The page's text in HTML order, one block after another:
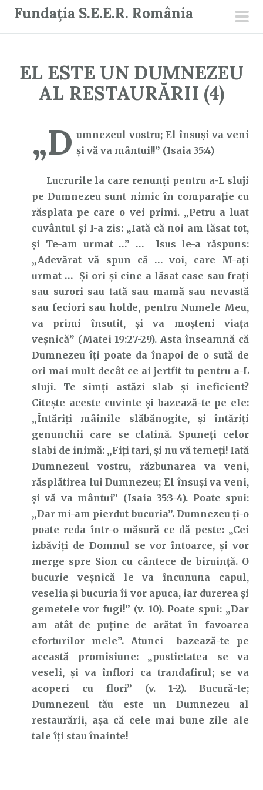
Fundația S.E.E.R. România
EL ESTE UN DUMNEZEU
AL RESTAURĂRII (4)
„D umnezeul vostru; El însuşi va veni
şi vă va mântui!!” (Isaia 35:4)
Lucrurile la care renunți pentru a-L sluji
pe Dumnezeu sunt nimic în comparație cu
răsplata pe care o vei primi. „Petru a luat
cuvântul şi I-a zis: „Iată că noi am lăsat tot,
şi Te-am urmat …” … Isus le-a răspuns:
„Adevărat vă spun că … voi, care M-aţi
urmat … Şi ori şi cine a lăsat case sau fraţi
sau surori sau tată sau mamă sau nevastă
sau feciori sau holde, pentru Numele Meu,
va primi însutit, şi va moşteni viaţa
veşnică” (Matei 19:27-29). Asta înseamnă că
Dumnezeu îți poate da înapoi de o sută de
ori mai mult decât ce ai jertfit tu pentru a-L
sluji. Te simți astăzi slab și ineficient?
Citește aceste cuvinte și bazează-te pe ele:
„Întăriţi mâinile slăbănogite, şi întăriţi
genunchii care se clatină. Spuneţi celor
slabi de inimă: „Fiţi tari, şi nu vă temeţi! Iată
Dumnezeul vostru, răzbunarea va veni,
răsplătirea lui Dumnezeu; El însuşi va veni,
şi vă va mântui” (Isaia 35:3-4). Poate spui:
„Dar mi-am pierdut bucuria”. Dumnezeu ți-o
poate reda într-o măsură ce dă peste: „Cei
izbăviţi de Domnul se vor întoarce, şi vor
merge spre Sion cu cântece de biruinţă. O
bucurie veşnică le va încununa capul,
veselia şi bucuria îi vor apuca, iar durerea şi
gemetele vor fugi!” (v. 10). Poate spui: „Dar
am atât de puține de arătat în favoarea
eforturilor mele”. Atunci bazează-te pe
această promisiune: „pustietatea se va
veseli, şi va înflori ca trandafirul; se va
acoperi cu flori” (v. 1-2). Bucură-te;
Dumnezeul tău este un Dumnezeu al
restaurării, așa că cele mai bune zile ale
tale îți stau înainte!